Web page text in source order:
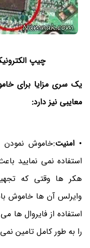
چیپ
یک سری مزایا برای
معایبی نیز دارد:
•امنیت:خاموش نمودن
استفاده نمی نمایید
هکر ها وقتی که
وایرلس آن ها خاموش
استفاده از فایروال ها
را به طور کامل تامین